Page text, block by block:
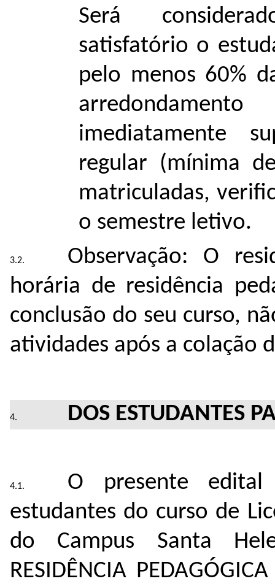
Será
satisfatório o
pelo menos 60%
imediatamente
regular (mínima
matriculadas,
o semestre letivo.
Observação: O
horária de residência
conclusão do seu curso,
atividades após a colação
DOS ESTUDANTES
O presente edital
estudantes do curso de
do Campus Santa
RESIDÊNCIA